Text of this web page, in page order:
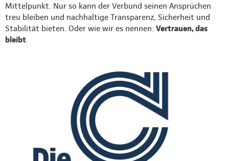
Mittelpunkt. Nur so kann der Verbund seinen Ansprüchen
treu bleiben und nachhaltige Transparenz, Sicherheit und
Stabilität bieten. Oder wie wir es nennen: Vertrauen, das
bleibt